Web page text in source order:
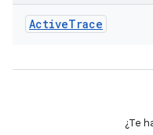
ActiveTrace
¿Te